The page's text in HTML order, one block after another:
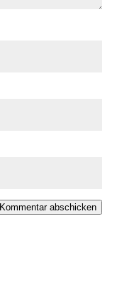
Kommentar abschicken